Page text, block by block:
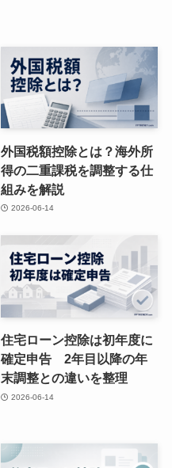
外国税額控除とは？海外所
得の二重課税を調整する仕
組みを解説
2026-06-14
住宅ローン控除は初年度に
確定申告 2年目以降の年
末調整との違いを整理
2026-06-14